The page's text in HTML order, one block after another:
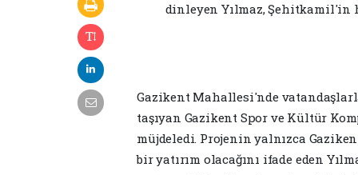
dinleyen Yılmaz, Şehitkamil'in
Gazikent Mahallesi'nde
taşıyan Gazikent Spor ve Kültür
müjdeledi. Projenin yalnızca
bir yatırım olacağını ifade eden